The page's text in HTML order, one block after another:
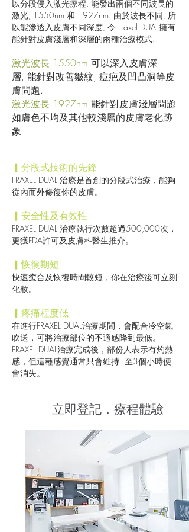
以分段侵入激光療程, 能發出兩個不同波長的
激光, 1550nm 和 1927nm. 由於波長不同, 所
以能滲透入皮膚不同深度, 令 Fraxel DUAL擁有
能針對皮膚淺層和深層的兩種治療模式.
激光波長 1550nm 可以深入皮膚深
層, 能針對改善皺紋, 痘疤及凹凸洞等皮
膚問題.
激光波長 1927nm 能針對皮膚淺層問題
如膚色不均及其他較淺層的皮膚老化跡
象
▎分段式技術的先鋒
FRAXEL DUAL 治療是首創的分段式治療，能夠
從內而外修復你的皮膚。
▎安全性及有效性
FRAXEL DUAL 治療執行次數超過500,000次，
更獲FDA許可及皮膚科醫生推介。
▎恢復期短
快速癒合及恢復時間較短，你在治療後可立刻
化妝。
▎疼痛程度低
在進行FRAXEL DUAL治療期間，會配合冷空氣
吹送，可將治療部位的不適感降到最低。
FRAXEL DUAL治療完成後，部份人表示有灼熱
感，但這種感覺通常只會維持1至3個小時便
會消失。
立即登記．療程體驗